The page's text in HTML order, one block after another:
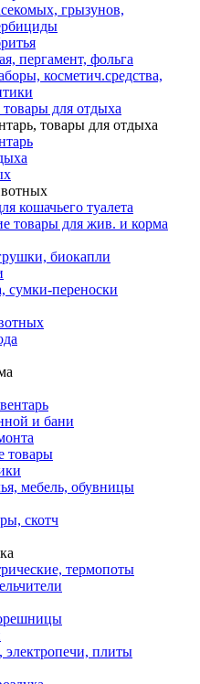
грызунов,
пергамент, фольга
косметич.средства,
для отдыха
товары для отдыха
кошачьего туалета
товары для жив. и корма
биокапли
сумки-переноски
и бани
товары
мебель, обувницы
скотч
термопоты
плиты